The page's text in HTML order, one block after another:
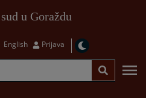
u Goraždu
English Prijava